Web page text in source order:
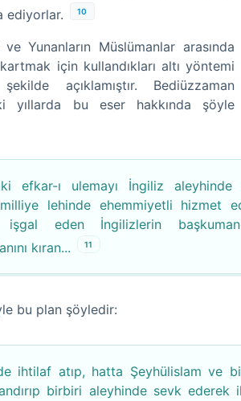
ediyorlar.
10
Yunanların Müslümanlar arasında
için kullandıkları altı yöntemi
açıklamıştır. Bediüzzaman
yıllarda bu eser hakkında şöyle
efkar-ı ulemayı İngiliz
lehinde ehemmiyetli hizmet
işgal eden İngilizlerin
kıran...
11
bu plan şöyledir:
ihtilaf atıp, hatta Şeyhülislam ve
birbiri aleyhinde sevk ederek